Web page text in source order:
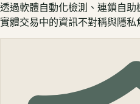
透過軟體自動化檢測、連鎖自
實體交易中的資訊不對稱與隱私